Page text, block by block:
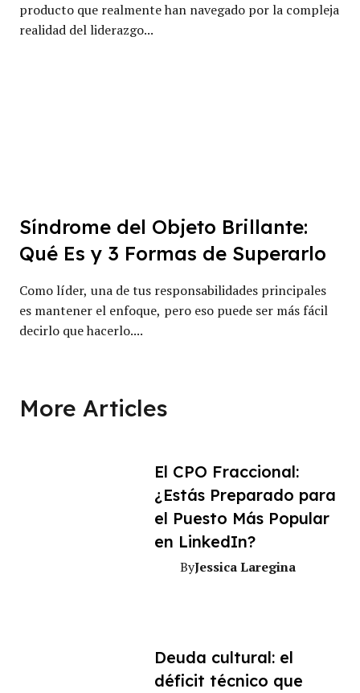
producto que realmente han navegado por la compleja
realidad del liderazgo...
Síndrome del Objeto Brillante:
Qué Es y 3 Formas de Superarlo
Como líder, una de tus responsabilidades principales
es mantener el enfoque, pero eso puede ser más fácil
decirlo que hacerlo....
More Articles
El CPO Fraccional:
¿Estás Preparado para
el Puesto Más Popular
en LinkedIn?
ByJessica Laregina
Deuda cultural: el
déficit técnico que